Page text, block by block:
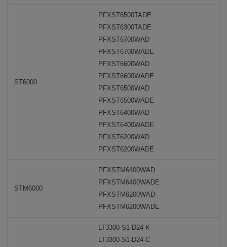
ST6000
PFXST6500TADE
PFXST6300TADE
PFXST6700WAD
PFXST6700WADE
PFXST6600WAD
PFXST6600WADE
PFXST6500WAD
PFXST6500WADE
PFXST6400WAD
PFXST6400WADE
PFXST6200WAD
PFXST6200WADE
STM6000
PFXSTM6400WAD
PFXSTM6400WADE
PFXSTM6200WAD
PFXSTM6200WADE
LT3300-S1-D24-K
LT3300-S1-D24-C